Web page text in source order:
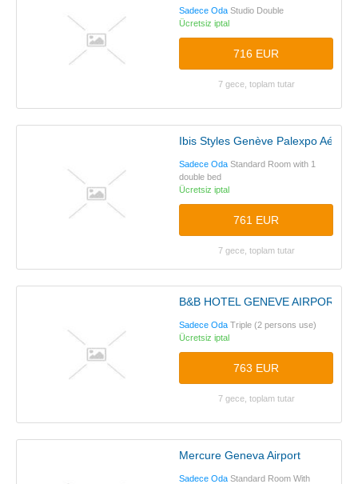
Sadece Oda Studio Double
Ücretsiz iptal
716 EUR
7 gece, toplam tutar
Ibis Styles Genève Palexpo
Sadece Oda Standard Room with 1
double bed
Ücretsiz iptal
761 EUR
7 gece, toplam tutar
B&B HOTEL GENEVE AIRPORT
Sadece Oda Triple (2 persons use)
Ücretsiz iptal
763 EUR
7 gece, toplam tutar
Mercure Geneva Airport
Sadece Oda Standard Room With